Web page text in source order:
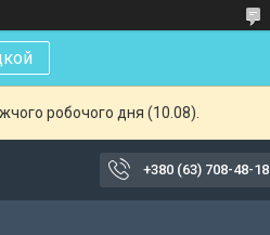
робочого дня (10.08).
+380 (63) 708-48-18